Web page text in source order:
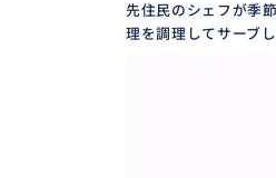
は拾いきれない背景を聞きな
分の言葉で語れる旅」になり
先住民のシェフが季
理を調理してサーブし